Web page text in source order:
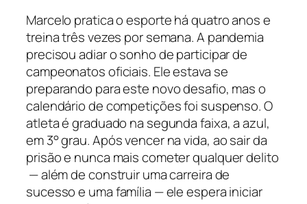
Marcelo pratica o esporte há quatro anos e
treina três vezes por semana. A pandemia
precisou adiar o sonho de participar de
campeonatos oficiais. Ele estava se
preparando para este novo desafio, mas o
calendário de competições foi suspenso. O
atleta é graduado na segunda faixa, a azul,
em 3° grau. Após vencer na vida, ao sair da
prisão e nunca mais cometer qualquer delito
— além de construir uma carreira de
sucesso e uma família — ele espera iniciar